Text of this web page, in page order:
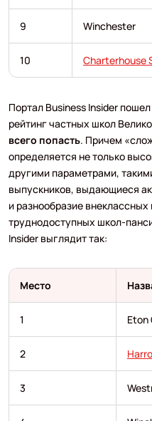
9 Winchester
10 Charterhouse
Портал Business Insider
рейтинг частных школ
всего попасть. Причем
определяется не только
другими параметрами,
выпускников, выдающиеся
и разнообразие
труднодоступных школ-
Insider выглядит так:
Место
1 Eton
2
3